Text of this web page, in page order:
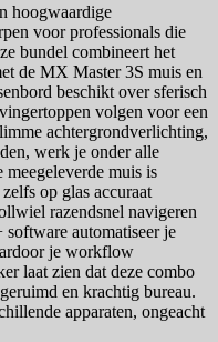
hoogwaardige
voor professionals die
bundel combineert het
de MX Master 3S muis en
beschikt over sferisch
volgen voor een
achtergrondverlichting,
werk je onder alle
muis is
op glas accuraat
razendsnel navigeren
automatiseer je
je workflow
laat zien dat deze combo
en krachtig bureau.
apparaten, ongeacht